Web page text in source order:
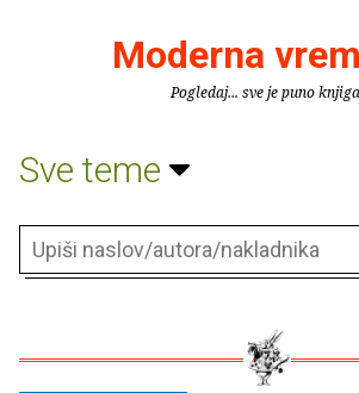
Moderna
Pogledaj... sve je puno
Sve teme